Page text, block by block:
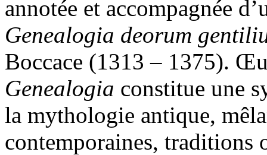
annotée et accompagnée
Genealogia deorum
Boccace (1313 – 1375).
Genealogia constitue une
la mythologie antique,
contemporaines, traditions